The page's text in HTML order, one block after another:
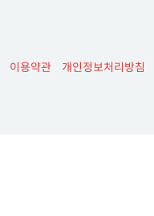
이용약관
개인정보처리방침